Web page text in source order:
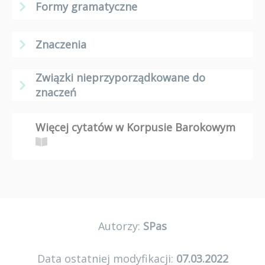
Formy gramatyczne
Znaczenia
Związki nieprzyporządkowane do
znaczeń
Więcej cytatów w Korpusie Barokowym
Autorzy: SPas
Data ostatniej modyfikacji: 07.03.2022